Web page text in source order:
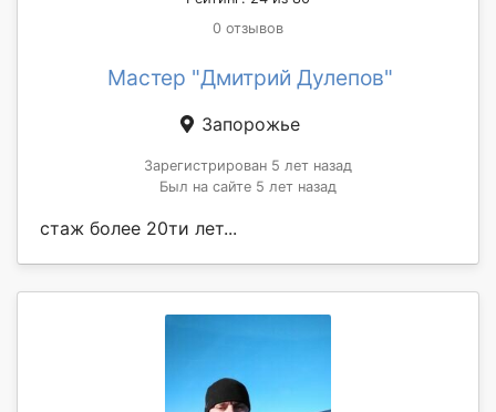
0 отзывов
Мастер "Дмитрий Дулепов"
Запорожье
Зарегистрирован 5 лет назад
Был на сайте 5 лет назад
стаж более 20ти лет...